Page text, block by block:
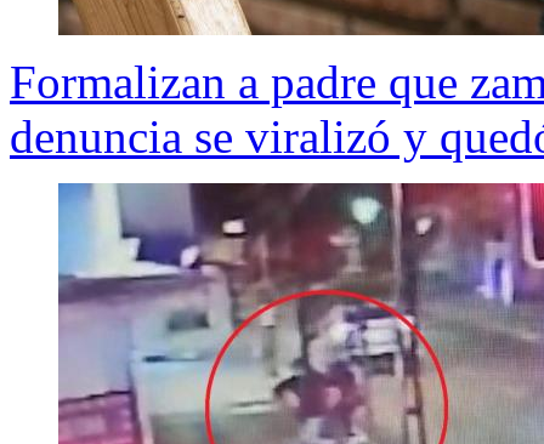
Formalizan a padre que
denuncia se viralizó y